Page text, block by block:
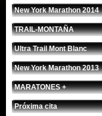
New York Marathon 2014
TRAIL-MONTAÑA
Ultra Trail Mont Blanc
New York Marathon 2013
MARATONES +
Próxima cita